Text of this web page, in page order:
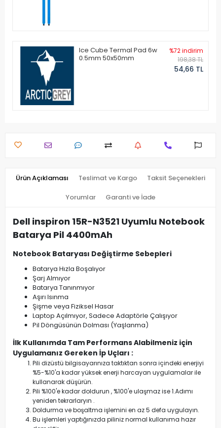
Ice Cube Termal Pad 6w
0.5mm 50x50mm
%72 indirim
198,38 TL
54,66 TL
Ürün Açıklaması Teslimat ve Kargo Taksit Seçenekleri
Yorumlar Garanti ve İade
Dell inspiron 15R-N3521 Uyumlu Notebook
Batarya Pil 4400mAh
Notebook Bataryası Değiştirme Sebepleri
Batarya Hızla Boşalıyor
Şarj Almıyor
Batarya Tanınmıyor
Aşırı Isınma
Şişme veya Fiziksel Hasar
Laptop Açılmıyor, Sadece Adaptörle Çalışıyor
Pil Döngüsünün Dolması (Yaşlanma)
İlk Kullanımda Tam Performans Alabilmeniz için
Uygulamanız Gereken İp Uçları :
Pili dizüstü bilgisayarınıza taktıktan sonra içindeki enerjiyi
%5-%10'a kadar yüksek enerji harcayan uygulamalar ile
kullanarak düşürün.
Pili %100'e kadar doldurun , %100'e ulaşmaz ise 1.Adımı
yeniden tekrarlaryın .
Doldurma ve boşaltma işlemini en az 5 defa uygulayın.
Bu işlemleri yaptığınızda piliniz normal kullanıma hazır